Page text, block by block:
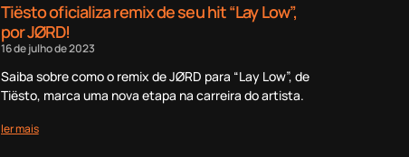
Tiësto oficializa remix de seu hit “Lay Low”,
por JØRD!
16 de julho de 2023
Saiba sobre como o remix de JØRD para “Lay Low”, de
Tiësto, marca uma nova etapa na carreira do artista.
ler mais